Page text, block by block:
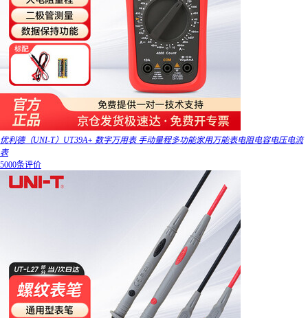
优利德（UNI-T）UT39A+ 数字万用表 手动量程多功能家用万能表电阻电容电压电流
表
5000条评价